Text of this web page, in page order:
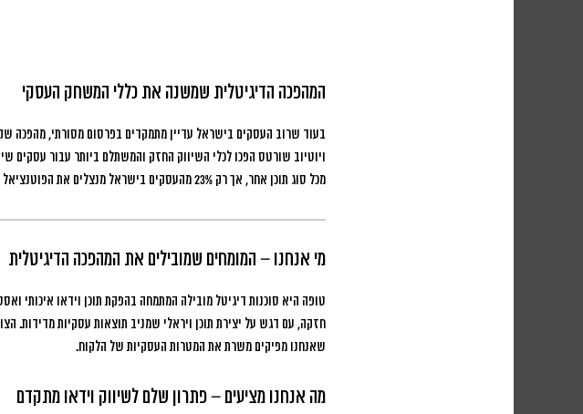
המהפכה הדיגיטלית שמשנה את כללי המשחק העסקי
בעוד שרוב העסקים בישראל עדיין מתמקדים בפרסום מסורתי, מהפכה
מכל סוג תוכן אחר, אך רק 23% מהעסקים בישראל מנצלים את הפוטנציאל הזה.
מי אנחנו – המומחים שמובילים את המהפכה הדיגיטלית
טופה היא סוכנות דיגיטל מובילה המתמחה בהפקת תוכן וידאו איכותי
חזקה, עם דגש על יצירת תוכן ויראלי שמניב תוצאות עסקיות מדידות.
שאנחנו מפיקים משרת את המטרות העסקיות של הלקוח.
מה אנחנו מציעים – פתרון שלם לשיווק וידאו מתקדם